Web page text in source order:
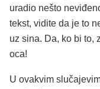
uradio nešto
tekst, vidite da je to
uz sina. Da, ko bi to,
oca!
U ovakvim